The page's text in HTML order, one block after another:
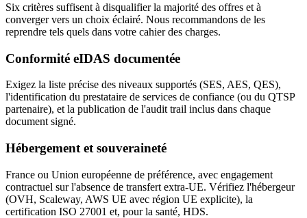
Six critères suffisent à disqualifier la majorité des offres et à
converger vers un choix éclairé. Nous recommandons de les
reprendre tels quels dans votre cahier des charges.
Conformité eIDAS documentée
Exigez la liste précise des niveaux supportés (SES, AES, QES),
l'identification du prestataire de services de confiance (ou du QTSP
partenaire), et la publication de l'audit trail inclus dans chaque
document signé.
Hébergement et souveraineté
France ou Union européenne de préférence, avec engagement
contractuel sur l'absence de transfert extra-UE. Vérifiez l'hébergeur
(OVH, Scaleway, AWS UE avec région UE explicite), la
certification ISO 27001 et, pour la santé, HDS.